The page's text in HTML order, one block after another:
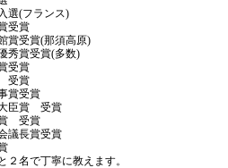
選(フランス)
受賞
賞受賞(那須高原)
秀賞受賞(多数)
受賞
受賞
賞受賞
大臣賞 受賞
賞 受賞
議長賞受賞
名で丁寧に教えます。